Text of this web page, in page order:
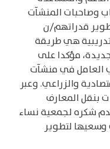
وصاحبات المنشآت
قدراتهم/ن
هي طريقة
مؤكدا على
العامل في منشآت
والزراعي. وعبر
بنقل المعارف
شكره لجمعية نساء
وسعيها لتطوير